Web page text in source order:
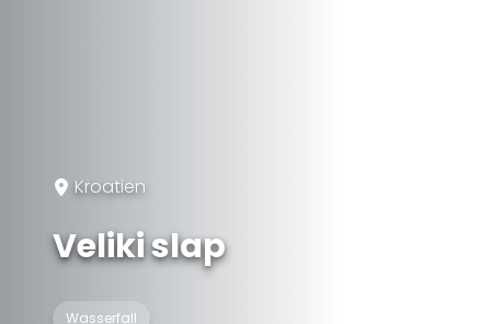
Kroatien
Veliki slap
Wasserfall